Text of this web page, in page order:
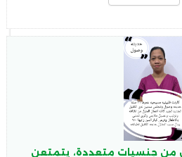
من جنسيات متعددة، يتمتعن